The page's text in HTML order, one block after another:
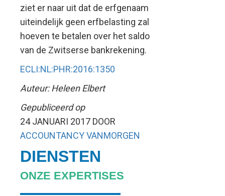
ziet er naar uit dat de erfgenaam
uiteindelijk geen erfbelasting zal
hoeven te betalen over het saldo
van de Zwitserse bankrekening.
ECLI:NL:PHR:2016:1350
Auteur: Heleen Elbert
Gepubliceerd op
24 JANUARI 2017 DOOR
ACCOUNTANCY VANMORGEN
DIENSTEN
ONZE EXPERTISES